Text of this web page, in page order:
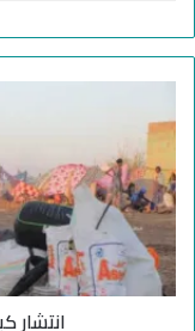
ن
ش
ا
ر
ك
ب
ي
انتشار